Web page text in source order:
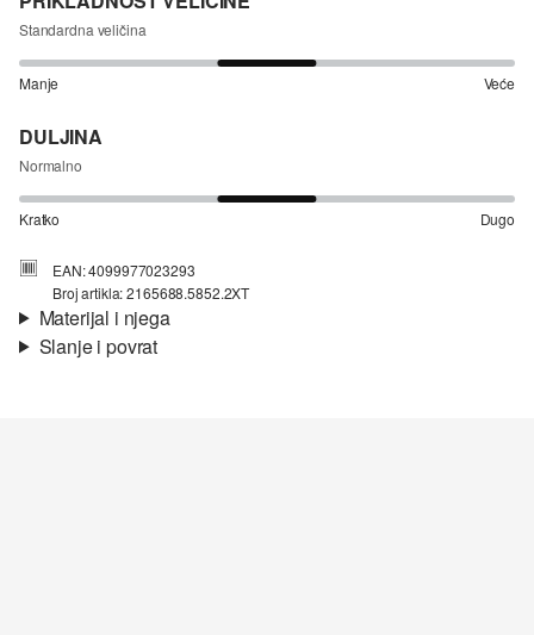
Standardna veličina
Manje Veće
DULJINA
Normalno
Kratko Dugo
EAN: 4099977023293
Broj artikla: 2165688.5852.2XT
Materijal i njega
Slanje i povrat